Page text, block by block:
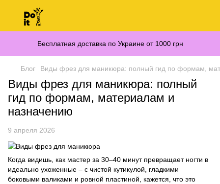
Бесплатная доставка по Украине от 1000 грн
Блог Виды фрез для маникюра: полный гид по формам,
Виды фрез для маникюра: полный
гид по формам, материалам и
назначению
9 апреля 2026
Когда видишь, как мастер за 30–40 минут превращает ногти в
идеально ухоженные – с чистой кутикулой, гладкими
боковыми валиками и ровной пластиной, кажется, что это